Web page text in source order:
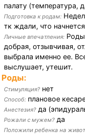
палату (температура,
Подготовка к родам:
тк ждали, что
Личные впечатления:
добрая, отзывчивая,
выбрала именно ее.
выслушает, утешит.
Роды:
Стимуляция? нет
Способ: плановое
Анестезия? да
Рожали с мужем? да
Положили ребенка на